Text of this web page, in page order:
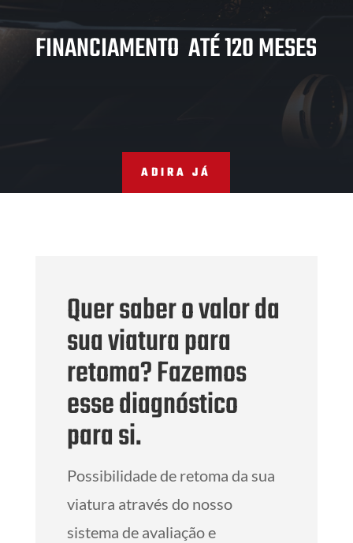
FINANCIAMENTO ATÉ 120 MESES
ADIRA JÁ
Quer saber o valor da
sua viatura para
retoma? Fazemos
esse diagnóstico
para si.
Possibilidade de retoma da sua
viatura através do nosso
sistema de avaliação e